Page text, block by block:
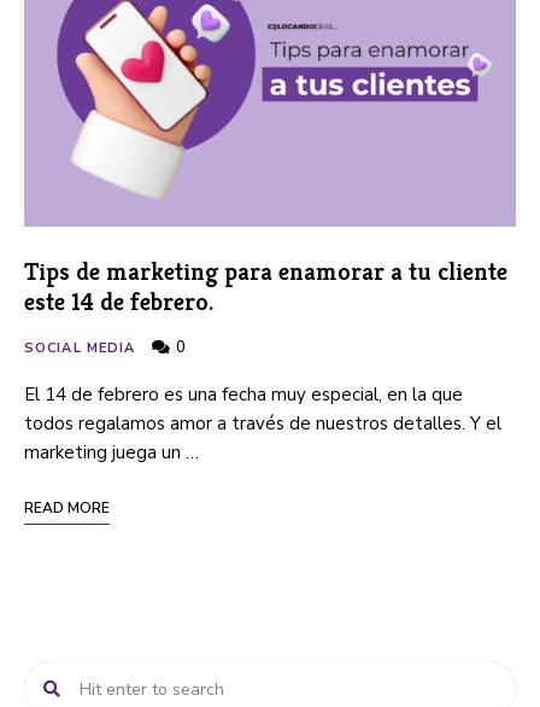
Tips de marketing para enamorar a tu cliente
este 14 de febrero.
SOCIAL MEDIA 0
El 14 de febrero es una fecha muy especial, en la que
todos regalamos amor a través de nuestros detalles. Y el
marketing juega un …
READ MORE